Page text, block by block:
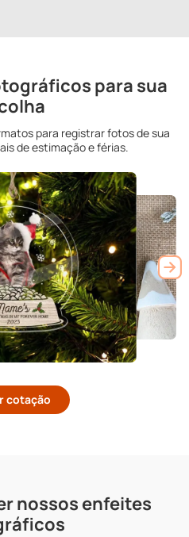
para sua
para registrar fotos de sua
de estimação e férias.
cotação
nossos enfeites